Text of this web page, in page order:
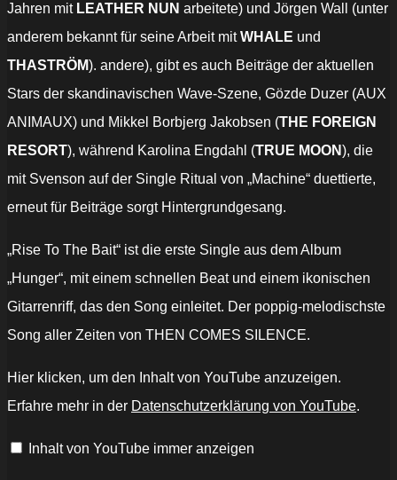
Jahren mit LEATHER NUN arbeitete) und Jörgen Wall (unter
anderem bekannt für seine Arbeit mitWHALE und
THASTRÖM). andere), gibt es auch Beiträge der aktuellen
Stars der skandinavischen Wave-Szene, Gözde Duzer (AUX
ANIMAUX) und Mikkel Borbjerg Jakobsen (THE FOREIGN
RESORT), während Karolina Engdahl (TRUE MOON), die
mit Svenson auf der Single Ritual von „Machine“ duettierte,
erneut für Beiträge sorgt Hintergrundgesang.
„Rise To The Bait“ ist die erste Single aus dem Album
„Hunger“, mit einem schnellen Beat und einem ikonischen
Gitarrenriff, das den Song einleitet. Der poppig-melodischste
Song aller Zeiten von THEN COMES SILENCE.
„THEN
COMES
–
The
Hier klicken, um den Inhalt von YouTube anzuzeigen.
Erfahre mehr in der Datenschutzerklärung von YouTube.
Inhalt von YouTube immer anzeigen